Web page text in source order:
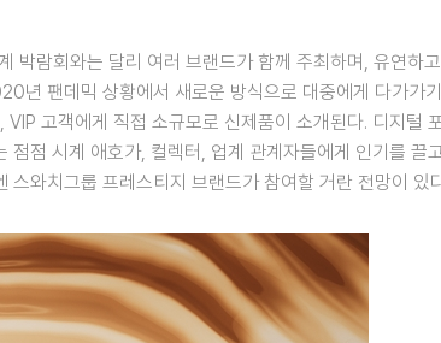
박람회와는 달리 여러 브랜드가 함께 주최하며, 유연하
년 팬데믹 상황에서 새로운 방식으로 대중에게 다가가
고객에게 직접 소규모로 신제품이 소개된다. 디지털
점 시계 애호가, 컬렉터, 업계 관계자들에게 인기를
와치그룹 프레스티지 브랜드가 참여할 거란 전망이